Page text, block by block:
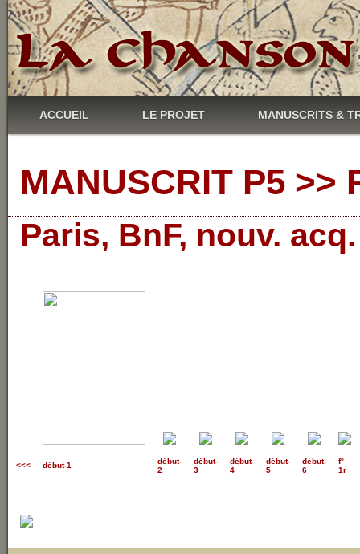
ACCUEIL LE PROJET MANUSCRITS &
MANUSCRIT P5
Paris, BnF, nouv.
<<< début-1 début-
2
début-
3
début-
4
début-
5
début-
6
f°
1r